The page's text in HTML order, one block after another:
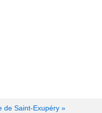
de Saint-Exupéry »